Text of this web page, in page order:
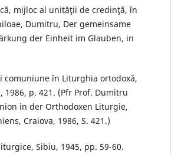
mijloc al unităţii de credinţă, în
Dumitru, Der gemeinsame
der Einheit im Glauben, in
comuniune în Liturghia ortodoxă,
p. 421. (Pfr Prof. Dumitru
in der Orthodoxen Liturgie,
Craiova, 1986, S. 421.)
Sibiu, 1945, pp. 59-60.